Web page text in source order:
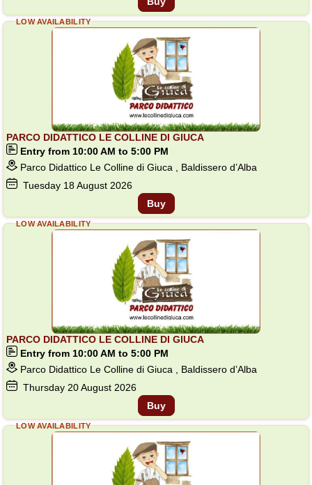
PARCO DIDATTICO LE COLLINE DI GIUCA
Entry from 10:00 AM to 5:00 PM
Parco Didattico Le Colline di Giuca , Baldissero d’Alba
Tuesday 18August 2026
LOW AVAILABILITY
Buy
PARCO DIDATTICO LE COLLINE DI GIUCA
Entry from 10:00 AM to 5:00 PM
Parco Didattico Le Colline di Giuca , Baldissero d’Alba
Thursday 20August 2026
LOW AVAILABILITY
Buy
LOW AVAILABILITY